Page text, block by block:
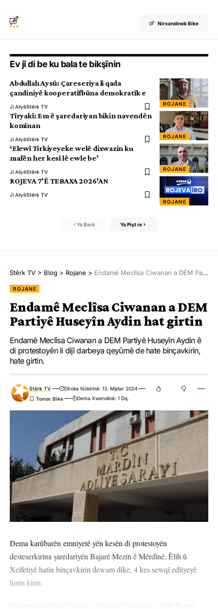
Nirxandinek Bike
Ev jî di be ku bala te bikşînin
ROJANE
Abdullah Aysû: Çareseriya li qada
çandiniyê kooperatîfbûna demokratîk e
Ji AliyêStêrk TV
ROJANE
Tîryakî: Em ê şaredariyan bikin navendên
komînan
Ji AliyêStêrk TV
ROJANE
‘Elewî Tirkiyeyeke welê dixwazin ku
mafên her kesî lê ewle be’
Ji AliyêStêrk TV
ROJANE
ROJEVA 7’Ê TEBAXA 2026’AN
Ji AliyêStêrk TV
Ya Berê Ya Pişt re
Stêrk TV > Blog > Rojane > Endamê Meclîsa Ciwanan a DEM Partiyê Huseyîn Aydin hat girtin
ROJANE
Endamê Meclîsa Ciwanan a DEM
Partiyê Huseyîn Aydin hat girtin
Endamê Meclîsa Ciwanan a DEM Partiyê Huseyîn Aydin ê
di protestoyên li dijî darbeya qeyûmê de hate binçavkirin,
hate girtin.
Stêrk TV
Dîroka Nûkirinê: 13. Mijdar 2024
Dema Xwendinê: 1 Dq.
Dema karûbarên emniyetê yên kesên di protestoyên
desteserkirina şaredariyên Bajarê Mezin ê Mêrdînê, Êlih û
Xelfetiyê hatin binçavkirin dewam dike, 4 kes sewqî edliyeyê
hatin kirin.